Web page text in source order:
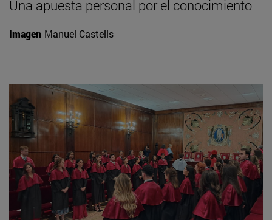
Una apuesta personal por el conocimiento
Imagen Manuel Castells